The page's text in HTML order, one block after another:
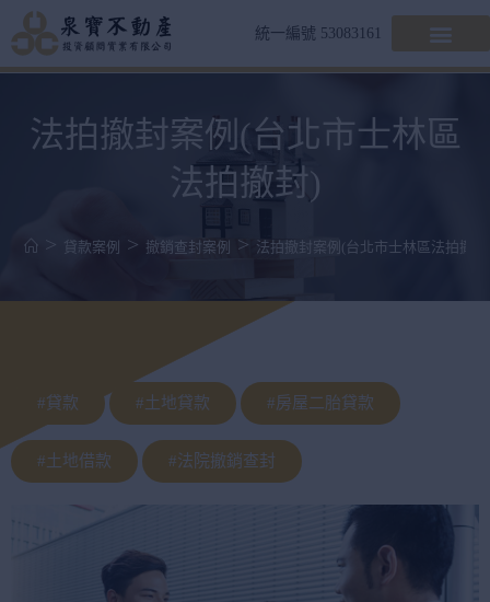
統一編號 53083161
法拍撤封案例(台北市士林區
法拍撤封)
> 貸款案例 > 撤銷查封案例 > 法拍撤封案例(台北市士林區法拍撤
#貸款 #土地貸款 #房屋二胎貸款
#土地借款 #法院撤銷查封